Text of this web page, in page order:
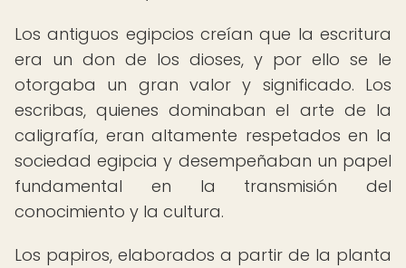
Los antiguos egipcios creían que la escritura
era un don de los dioses, y por ello se le
otorgaba un gran valor y significado. Los
escribas, quienes dominaban el arte de la
caligrafía, eran altamente respetados en la
sociedad egipcia y desempeñaban un papel
fundamental en la transmisión del
conocimiento y la cultura.
Los papiros, elaborados a partir de la planta